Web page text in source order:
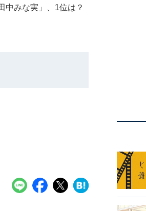
中みな実」、1位は？